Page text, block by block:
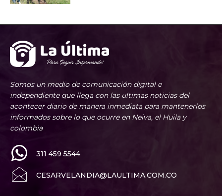
Somos un medio de comunicación digital e
independiente que llega con las ultimas noticias del
acontecer diario de manera inmediata para mantenerlos
informados sobre lo que ocurre en Neiva, el Huila y
colombia
311 459 5544
CESARVELANDIA@LAULTIMA.COM.CO